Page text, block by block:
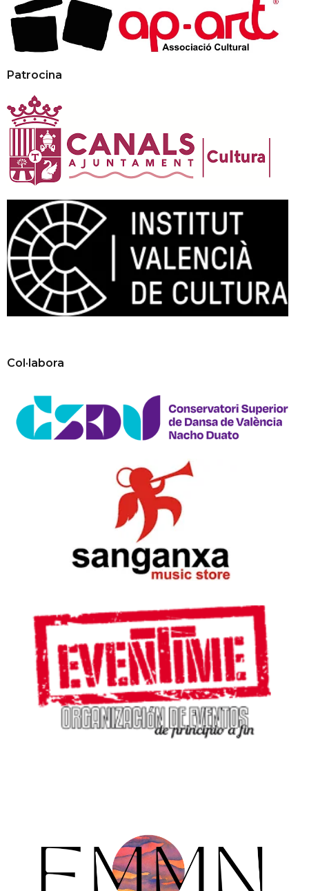
Patrocina
Col·labora